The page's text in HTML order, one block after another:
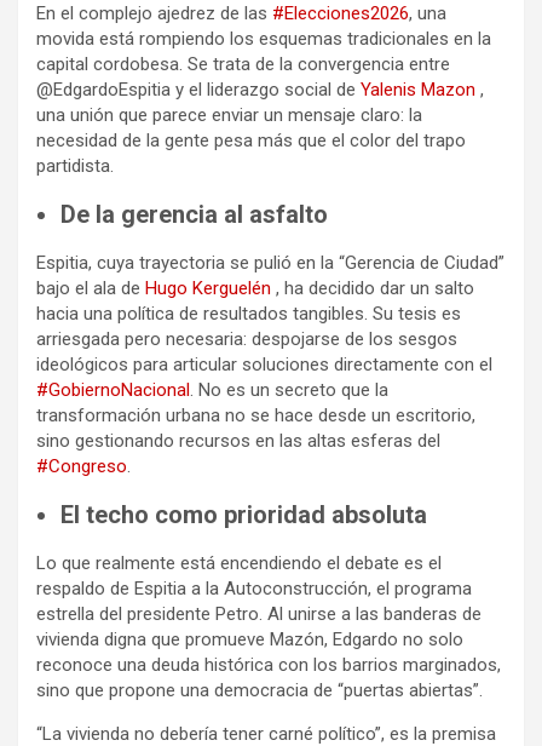
En el complejo ajedrez de las #Elecciones2026, una
movida está rompiendo los esquemas tradicionales en la
capital cordobesa. Se trata de la convergencia entre
@EdgardoEspitia y el liderazgo social de Yalenis Mazon ,
una unión que parece enviar un mensaje claro: la
necesidad de la gente pesa más que el color del trapo
partidista.
De la gerencia al asfalto
Espitia, cuya trayectoria se pulió en la “Gerencia de Ciudad”
bajo el ala de Hugo Kerguelén , ha decidido dar un salto
hacia una política de resultados tangibles. Su tesis es
arriesgada pero necesaria: despojarse de los sesgos
ideológicos para articular soluciones directamente con el
#GobiernoNacional . No es un secreto que la
transformación urbana no se hace desde un escritorio,
sino gestionando recursos en las altas esferas del
#Congreso
El techo como prioridad absoluta
Lo que realmente está encendiendo el debate es el
respaldo de Espitia a la Autoconstrucción, el programa
estrella del presidente Petro. Al unirse a las banderas de
vivienda digna que promueve Mazón, Edgardo no solo
reconoce una deuda histórica con los barrios marginados,
sino que propone una democracia de “puertas abiertas”.
“La vivienda no debería tener carné político”, es la premisa